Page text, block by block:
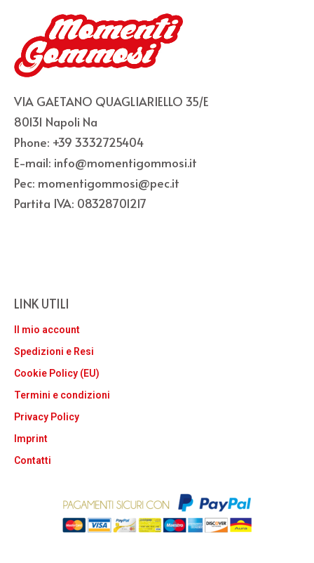
VIA GAETANO QUAGLIARIELLO 35/E
80131 Napoli Na
Phone: +39 3332725404
E-mail: info@momentigommosi.it
Pec: momentigommosi@pec.it
Partita IVA: 08328701217
LINK UTILI
Il mio account
Spedizioni e Resi
Cookie Policy (EU)
Termini e condizioni
Privacy Policy
Imprint
Contatti